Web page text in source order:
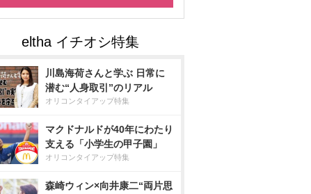
川島海荷さんと学ぶ 日常に
潜む“人身取引”のリアル
オリコンタイアップ特集
マクドナルドが40年にわたり
支える「小学生の甲子園」
オリコンタイアップ特集
森崎ウィン×向井康二“両片思